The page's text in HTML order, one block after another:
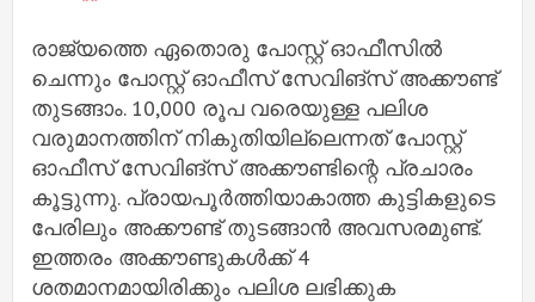
രാജ്യത്തെ ഏതൊരു പോസ്റ്റ് ഓഫീസില്‍
ചെന്നും പോസ്റ്റ് ഓഫീസ് സേവിങ്‌സ് അക്കൗണ്ട്
തുടങ്ങാം. 10,000 രൂപ വരെയുള്ള പലിശ
വരുമാനത്തിന് നികുതിയില്ലെന്നത് പോസ്റ്റ്
ഓഫീസ് സേവിങ്‌സ് അക്കൗണ്ടിന്റെ പ്രചാരം
കൂട്ടുന്നു. പ്രായപൂര്‍ത്തിയാകാത്ത കുട്ടികളുടെ
പേരിലും അക്കൗണ്ട് തുടങ്ങാന്‍ അവസരമുണ്ട്.
ഇത്തരം അക്കൗണ്ടുകള്‍ക്ക് 4
ശതമാനമായിരിക്കും പലിശ ലഭിക്കുക